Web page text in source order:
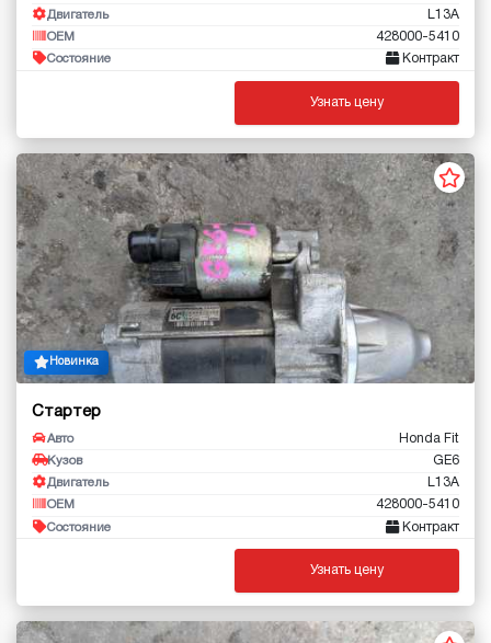
Двигатель L13A
OEM 428000-5410
Состояние Контракт
Узнать цену
Новинка
Стартер
Авто Honda Fit
Кузов GE6
Двигатель L13A
OEM 428000-5410
Состояние Контракт
Узнать цену